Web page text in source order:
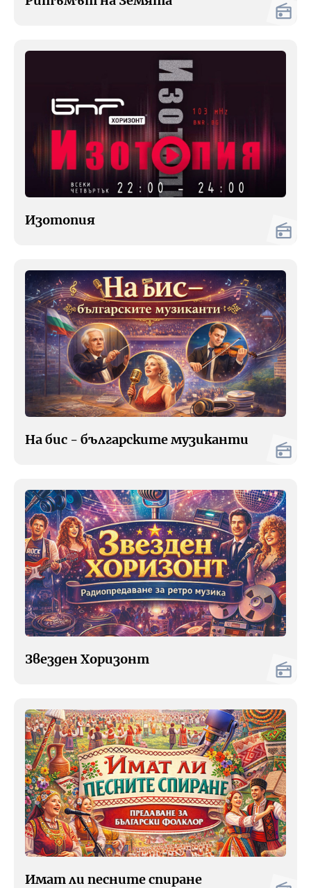
Изотопия
На бис - българските музиканти
Звезден Хоризонт
Имат ли песните спиране